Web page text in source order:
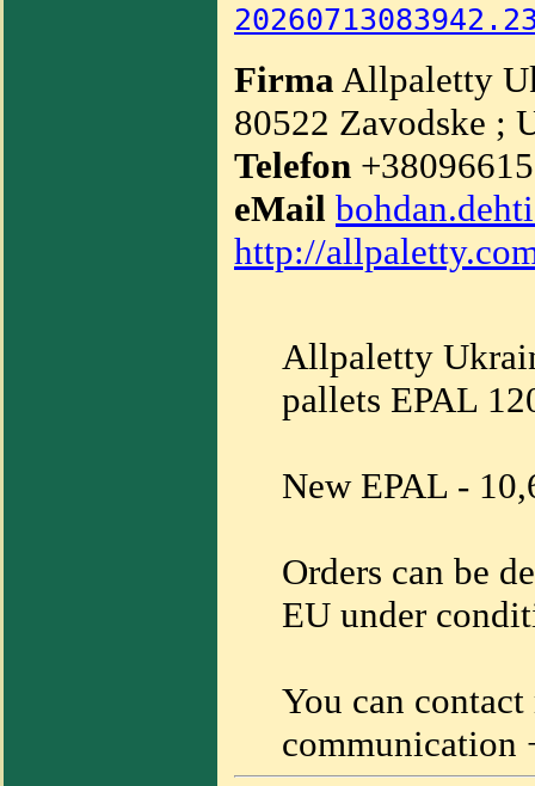
Firma Allpaletty
80522 Zavodske ;
Telefon
eMail
http://
Allpaletty
pallets EPAL
New EPAL -
Orders can be
EU under
You can
communication